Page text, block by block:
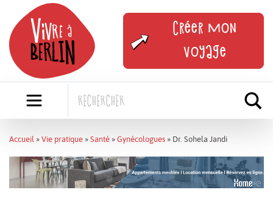
content
Créer mon
voyage
Accueil » Vie pratique » Santé » Gynécologues » Dr. Sohela Jandi